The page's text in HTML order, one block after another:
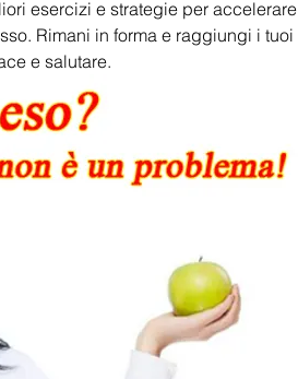
esercizi e strategie per accelerare
Rimani in forma e raggiungi i tuoi
e salutare.